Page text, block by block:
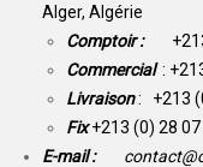
Alger, Algérie
Comptoir :
Commercial :
Livraison: +213
Fix +213 (0) 28
E-mail :